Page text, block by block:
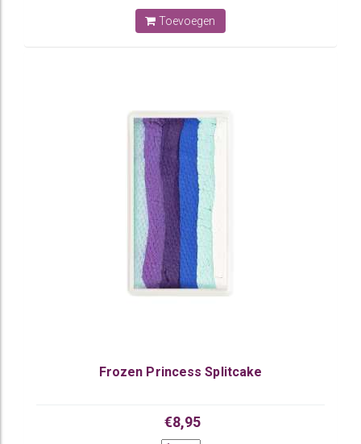
Toevoegen
Frozen Princess Splitcake
€8,95